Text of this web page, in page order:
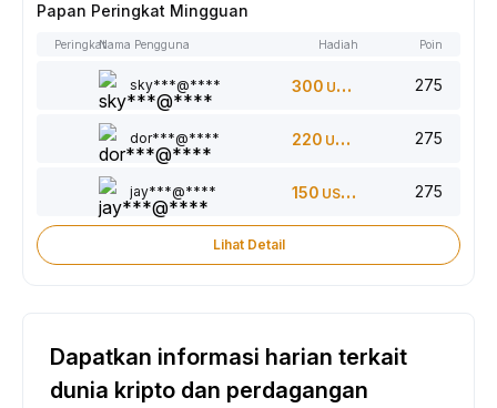
Papan Peringkat Mingguan
PeringkatNama Pengguna Hadiah Poin
sky***@**** 300 USDT 275
dor***@**** 220 USDT 275
jay***@**** 150 USDT 275
Lihat Detail
Dapatkan informasi harian terkait
dunia kripto dan perdagangan